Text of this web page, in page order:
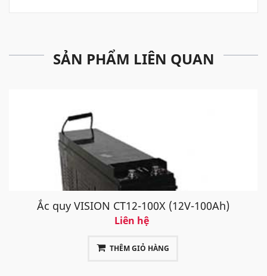
SẢN PHẨM LIÊN QUAN
Ắc quy VISION CT12-100X (12V-100Ah)
Liên hệ
THÊM GIỎ HÀNG